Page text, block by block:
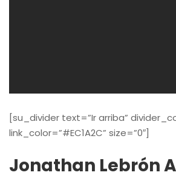
[su_divider text=”Ir arriba”
link_color=”#EC1A2C” size=”0″]
Jonathan Lebrón